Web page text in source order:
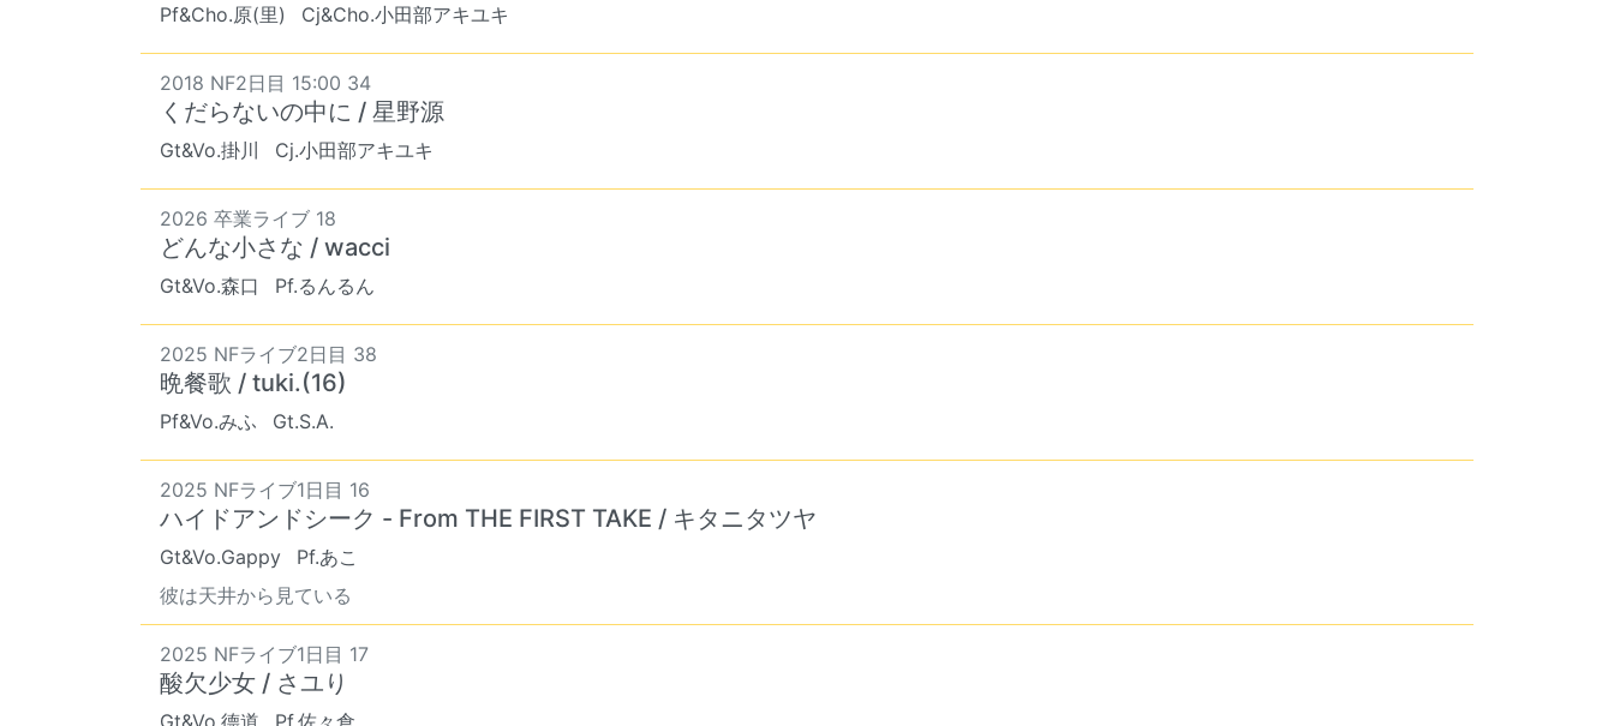
Pf&Cho.原(里) Cj&Cho.小田部アキユキ
2018 NF2日目 15:00 34
くだらないの中に / 星野源
Gt&Vo.掛川 Cj.小田部アキユキ
2026 卒業ライブ 18
どんな小さな / wacci
Gt&Vo.森口 Pf.るんるん
2025 NFライブ2日目 38
晩餐歌 / tuki.(16)
Pf&Vo.みふ Gt.S.A.
2025 NFライブ1日目 16
ハイドアンドシーク - From THE FIRST TAKE / キタニタツヤ
Gt&Vo.Gappy
Pf.あこ
彼は天井から見ている
2025 NFライブ1日目 17
酸欠少女 / さユり
Gt&Vo.德道 Pf.佐々倉